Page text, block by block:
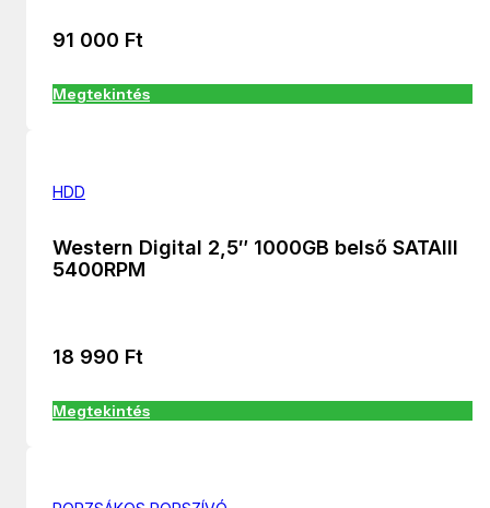
91 000 Ft
Megtekintés
HDD
Western Digital 2,5″ 1000GB belső SATAIII
5400RPM
18 990 Ft
Megtekintés